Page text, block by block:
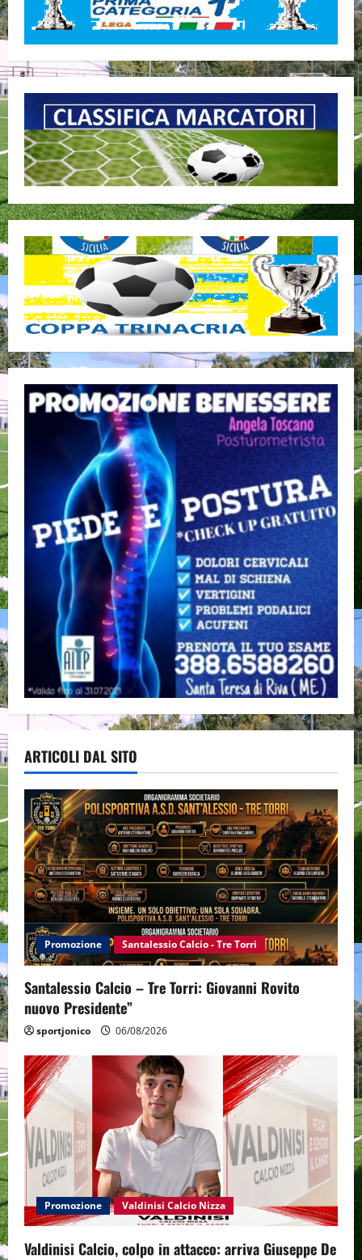
ARTICOLI DAL SITO
Promozione Santalessio Calcio - Tre Torri
Santalessio Calcio – Tre Torri: Giovanni Rovito
nuovo Presidente”
sportjonico 06/08/2026
Promozione Valdinisi Calcio Nizza
Valdinisi Calcio, colpo in attacco: arriva Giuseppe De